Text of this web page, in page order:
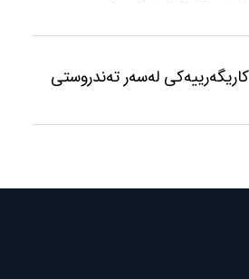
چ کاریگەرییەکی لەسەر تەندروستی